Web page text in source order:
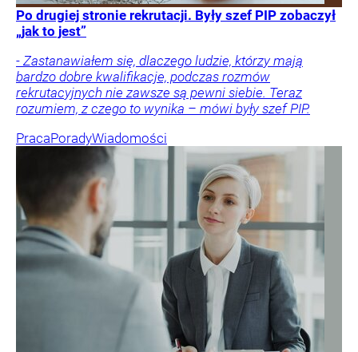
Po drugiej stronie rekrutacji. Były szef PIP zobaczył
„jak to jest”
- Zastanawiałem się, dlaczego ludzie, którzy mają
bardzo dobre kwalifikacje, podczas rozmów
rekrutacyjnych nie zawsze są pewni siebie. Teraz
rozumiem, z czego to wynika – mówi były szef PIP.
PracaPoradyWiadomości